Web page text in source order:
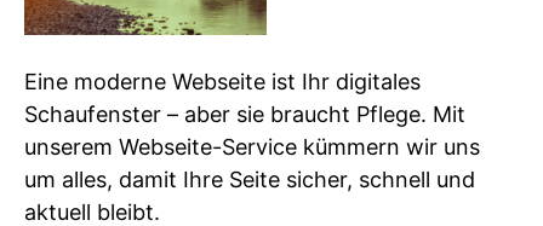
Eine moderne Webseite ist Ihr digitales
Schaufenster – aber sie braucht Pflege. Mit
unserem Webseite-Service kümmern wir uns
um alles, damit Ihre Seite sicher, schnell und
aktuell bleibt.